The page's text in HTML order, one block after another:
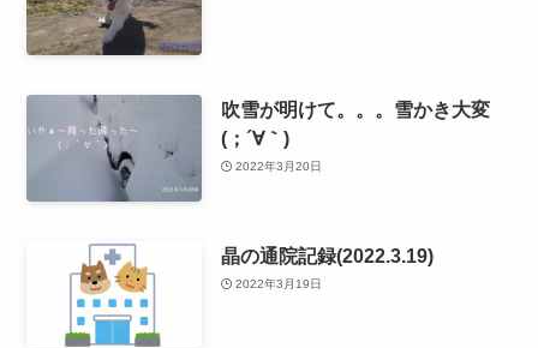
吹雪が明けて。。。雪かき大変
(；´∀｀)
2022年3月20日
晶の通院記録(2022.3.19)
2022年3月19日